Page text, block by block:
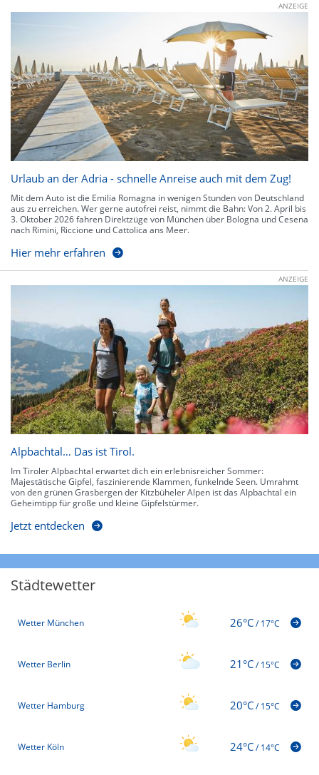
ANZEIGE
Urlaub an der Adria - schnelle Anreise auch mit dem Zug!
Mit dem Auto ist die Emilia Romagna in wenigen Stunden von Deutschland
aus zu erreichen. Wer gerne autofrei reist, nimmt die Bahn: Von 2. April bis
3. Oktober 2026 fahren Direktzüge von München über Bologna und Cesena
nach Rimini, Riccione und Cattolica ans Meer.
Hier mehr erfahren
ANZEIGE
Alpbachtal… Das ist Tirol.
Im Tiroler Alpbachtal erwartet dich ein erlebnisreicher Sommer:
Majestätische Gipfel, faszinierende Klammen, funkelnde Seen. Umrahmt
von den grünen Grasbergen der Kitzbüheler Alpen ist das Alpbachtal ein
Geheimtipp für große und kleine Gipfelstürmer.
Jetzt entdecken
Städtewetter
Wetter München 26°C/17°C
Wetter Berlin 21°C/15°C
Wetter Hamburg 20°C/15°C
Wetter Köln 24°C/14°C